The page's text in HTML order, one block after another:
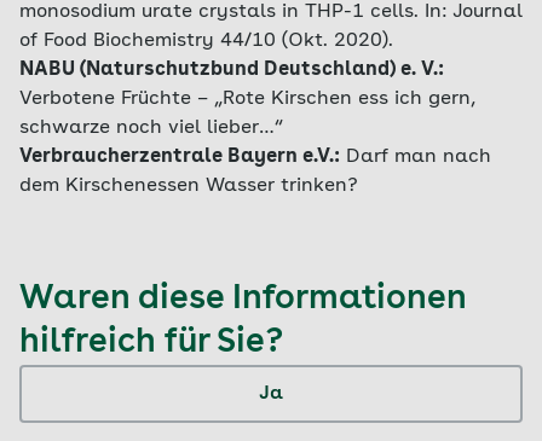
monosodium urate crystals in THP-1 cells. In: Journal
of Food Biochemistry 44/10 (Okt. 2020).
NABU (Naturschutzbund Deutschland) e. V.:
Verbotene Früchte – „Rote Kirschen ess ich gern,
schwarze noch viel lieber…“
Verbraucherzentrale Bayern e.V.: Darf man nach
dem Kirschenessen Wasser trinken?
Waren diese Informationen
hilfreich für Sie?
Ja